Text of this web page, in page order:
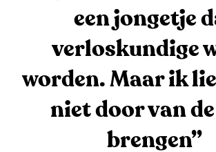
een jongetje
verloskundige
worden. Maar ik
niet door van
brengen”